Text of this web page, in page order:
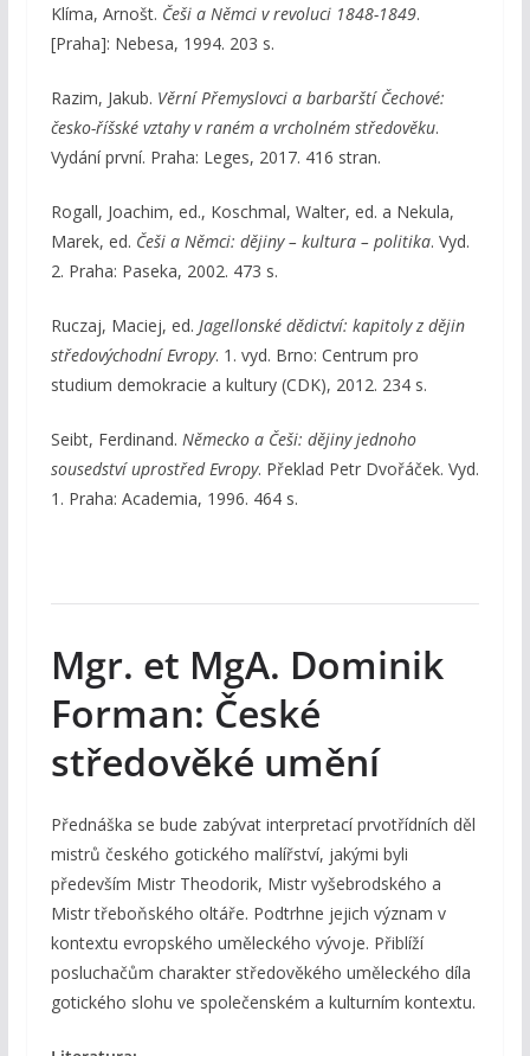
Klíma, Arnošt. Češi a Němci v revoluci 1848-1849.
[Praha]: Nebesa, 1994. 203 s.
Razim, Jakub. Věrní Přemyslovci a barbarští Čechové:
česko-říšské vztahy v raném a vrcholném středověku.
Vydání první. Praha: Leges, 2017. 416 stran.
Rogall, Joachim, ed., Koschmal, Walter, ed. a Nekula,
Marek, ed. Češi a Němci: dějiny – kultura – politika. Vyd.
2. Praha: Paseka, 2002. 473 s.
Ruczaj, Maciej, ed. Jagellonské dědictví: kapitoly z dějin
středovýchodní Evropy. 1. vyd. Brno: Centrum pro
studium demokracie a kultury (CDK), 2012. 234 s.
Seibt, Ferdinand. Německo a Češi: dějiny jednoho
sousedství uprostřed Evropy. Překlad Petr Dvořáček. Vyd.
1. Praha: Academia, 1996. 464 s.
Mgr. et MgA. Dominik
Forman: České
středověké umění
Přednáška se bude zabývat interpretací prvotřídních děl
mistrů českého gotického malířství, jakými byli
především Mistr Theodorik, Mistr vyšebrodského a
Mistr třeboňského oltáře. Podtrhne jejich význam v
kontextu evropského uměleckého vývoje. Přiblíží
posluchačům charakter středověkého uměleckého díla
gotického slohu ve společenském a kulturním kontextu.